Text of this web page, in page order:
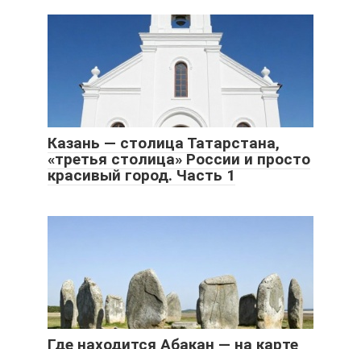
Казань — столица Татарстана,
«третья столица» России и просто
красивый город. Часть 1
Где находится Абакан — на карте